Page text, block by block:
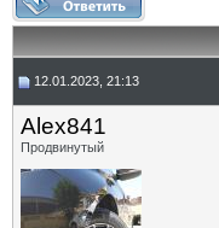
12.01.2023, 21:13
Alex841
Продвинутый